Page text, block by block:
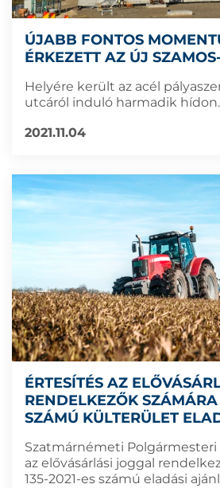
ÚJABB FONTOS
ÉRKEZETT AZ ÚJ
Helyére került az acél
utcáról induló harmadik hídon.
2021.11.04
ÉRTESÍTÉS AZ
RENDELKEZŐK SZÁMÁRA
SZÁMÚ KÜLTERÜLET
Szatmárnémeti Polgármesteri
az elővásárlási joggal
135-2021-es számú eladási